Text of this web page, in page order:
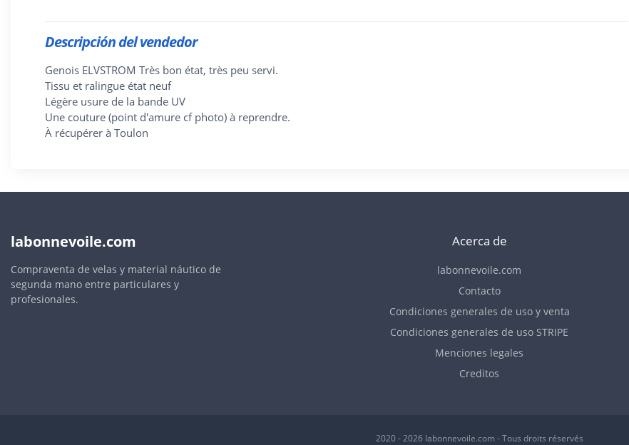
Descripción del vendedor
Genois ELVSTROM Très bon état, très peu servi.
Tissu et ralingue état neuf
Légère usure de la bande UV
Une couture (point d'amure cf photo) à reprendre.
À récupérer à Toulon
labonnevoile.com
Compraventa de velas y material náutico de
segunda mano entre particulares y
profesionales.
Acerca de
labonnevoile.com
Contacto
Condiciones generales de uso y venta
Condiciones generales de uso STRIPE
Menciones legales
Creditos
2020 - 2026 labonnevoile.com - Tous droits réservés